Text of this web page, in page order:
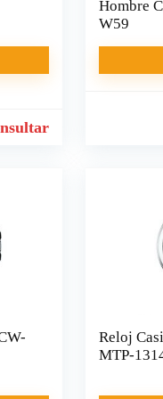
Hombre
W59
Reloj
MTP-